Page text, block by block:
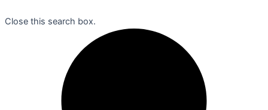
Close this search box.